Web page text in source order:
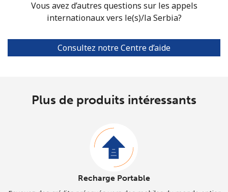
Vous avez d’autres questions sur les appels
internationaux vers le(s)/la Serbia?
Consultez notre Centre d’aide
Plus de produits intéressants
Recharge Portable